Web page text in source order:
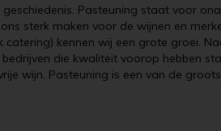
Pasteuning staat voor
sterk maken voor de wijnen en
kennen wij een grote groei.
die kwaliteit voorop hebben
wijn. Pasteuning is een van de